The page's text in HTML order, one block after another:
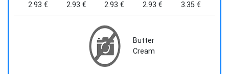
2.93 € 2.93 € 2.93 € 2.93 € 3.35 €
Butter
Cream